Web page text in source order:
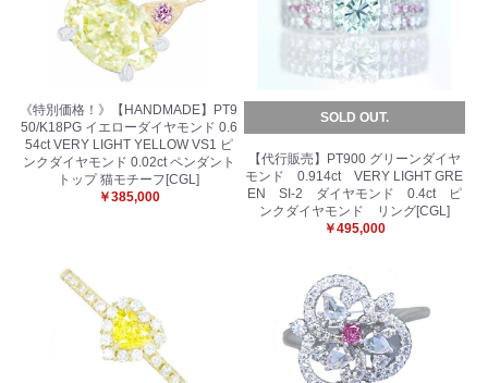
《特別価格！》【HANDMADE】PT9
50/K18PG イエローダイヤモンド 0.6
54ct VERY LIGHT YELLOW VS1 ピ
ンクダイヤモンド 0.02ct ペンダント
トップ 猫モチーフ[CGL]
￥385,000
SOLD OUT.
【代行販売】PT900 グリーンダイヤ
モンド 0.914ct VERY LIGHT GRE
EN SI-2 ダイヤモンド 0.4ct ピ
ンクダイヤモンド リング[CGL]
￥495,000